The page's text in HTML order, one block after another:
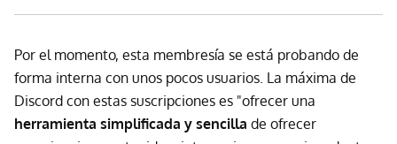
Por el momento, esta membresía se está probando de
forma interna con unos pocos usuarios. La máxima de
Discord con estas suscripciones es "ofrecer una
herramienta simplificada y sencilla de ofrecer